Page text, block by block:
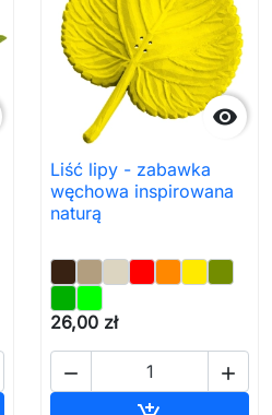

Liść lipy - zabawka
węchowa inspirowana
naturą
26,00 zł
 